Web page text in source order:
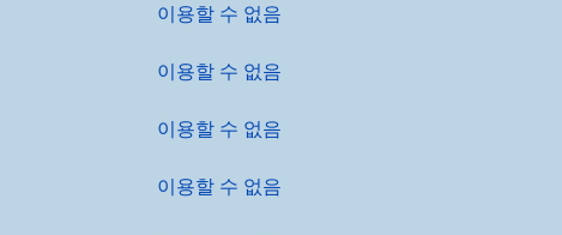
이용할 수 없음
이용할 수 없음
이용할 수 없음
이용할 수 없음